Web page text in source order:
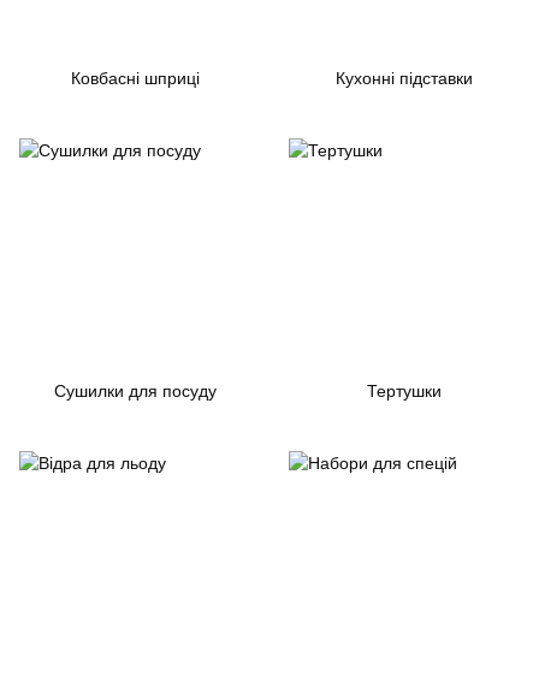
Ковбасні шприці Кухонні підставки
Сушилки для посуду Тертушки